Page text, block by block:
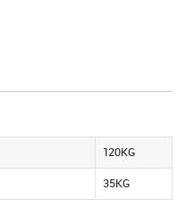
120KG
35KG